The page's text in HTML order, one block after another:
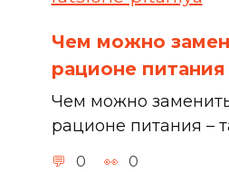
Чем можно
рационе питания
Чем можно
рационе питания –
0 0